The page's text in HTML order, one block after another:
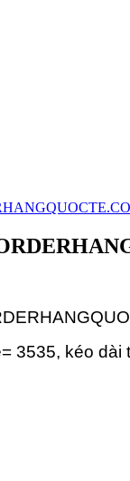
3535, kéo